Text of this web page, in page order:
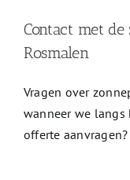
Contact met
Rosmalen
Vragen over
wanneer we
offerte